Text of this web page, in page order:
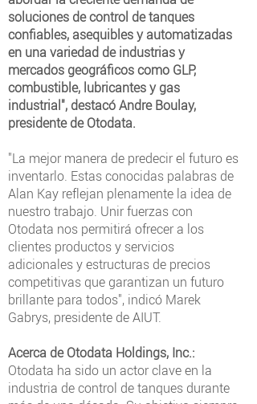
soluciones de control de tanques
confiables, asequibles y automatizadas
en una variedad de industrias y
mercados geográficos como GLP,
combustible, lubricantes y gas
industrial", destacó Andre Boulay,
presidente de Otodata.
"La mejor manera de predecir el futuro es
inventarlo. Estas conocidas palabras de
Alan Kay reflejan plenamente la idea de
nuestro trabajo. Unir fuerzas con
Otodata nos permitirá ofrecer a los
clientes productos y servicios
adicionales y estructuras de precios
competitivas que garantizan un futuro
brillante para todos", indicó Marek
Gabrys, presidente de AIUT.
Acerca de Otodata Holdings, Inc.:
Otodata ha sido un actor clave en la
industria de control de tanques durante